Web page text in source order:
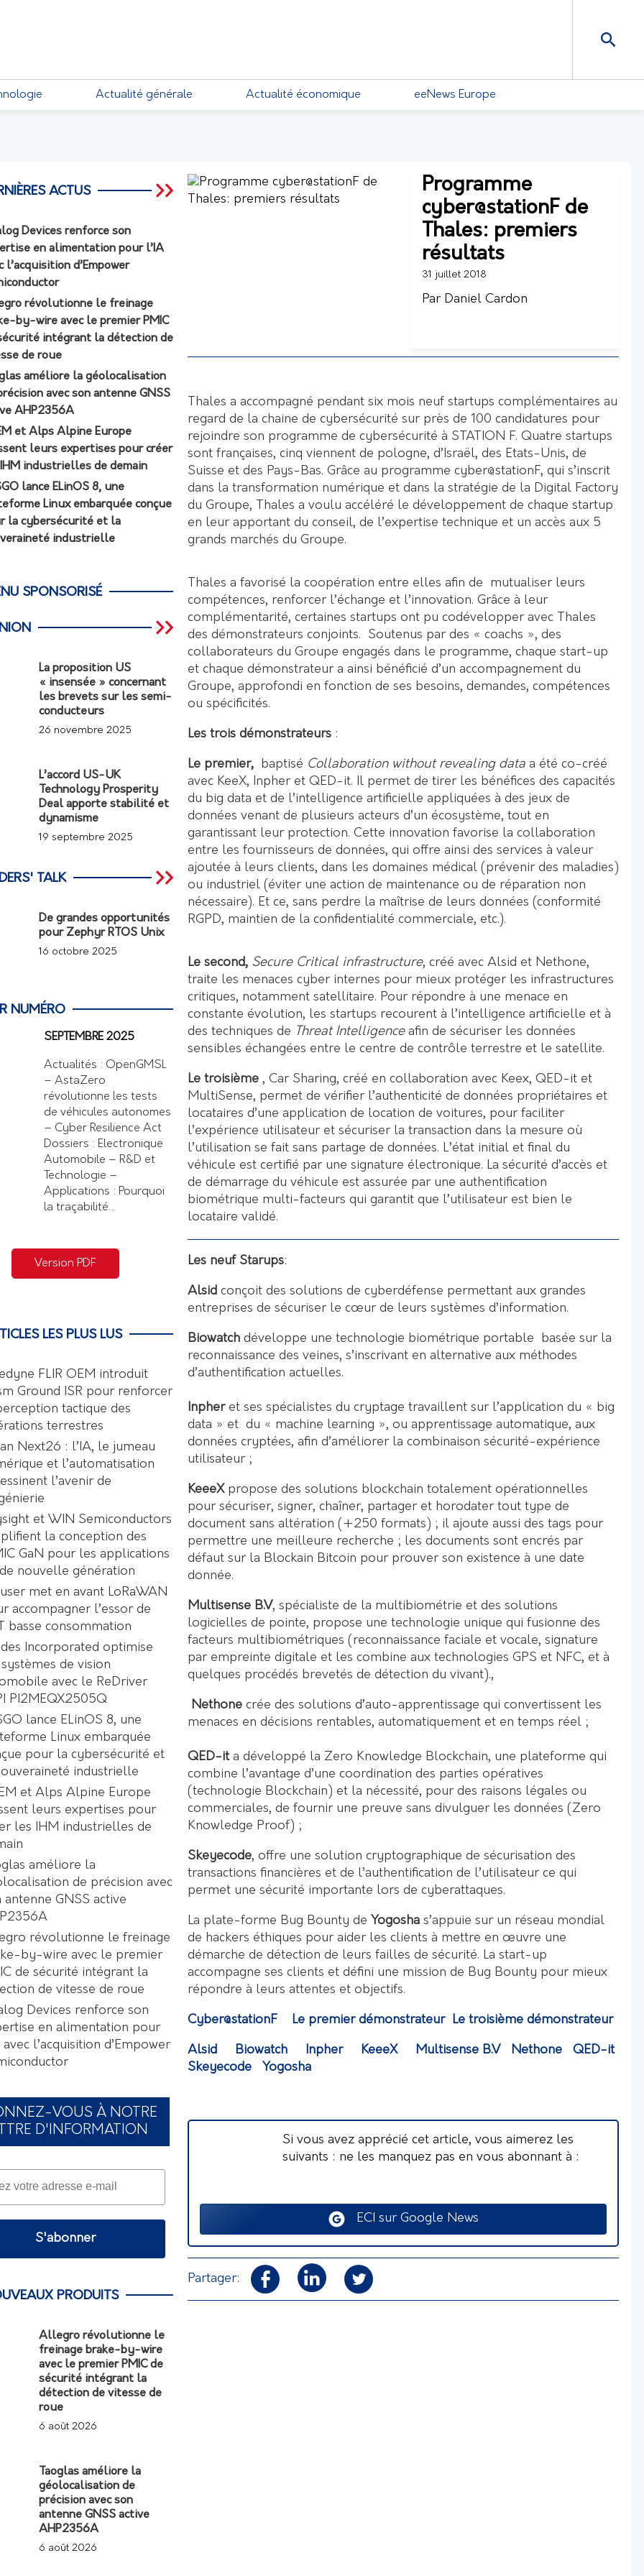
Actualité générale Actualité économique eeNews Europe
Programme
cyber@stationF de
Thales: premiers
résultats
31 juillet 2018
Par Daniel Cardon
Thales a accompagné pendant six mois neuf startups complémentaires au
regard de la chaine de cybersécurité sur près de 100 candidatures pour
rejoindre son programme de cybersécurité à STATION F. Quatre startups
sont françaises, cinq viennent de pologne, d’Israël, des Etats-Unis, de
Suisse et des Pays-Bas. Grâce au programme cyber@stationF, qui s’inscrit
dans la transformation numérique et dans la stratégie de la Digital Factory
du Groupe, Thales a voulu accéléré le développement de chaque startup
en leur apportant du conseil, de l’expertise technique et un accès aux 5
grands marchés du Groupe.
Thales a favorisé la coopération entre elles afin de mutualiser leurs
compétences, renforcer l’échange et l’innovation. Grâce à leur
complémentarité, certaines startups ont pu codévelopper avec Thales
des démonstrateurs conjoints. Soutenus par des « coachs », des
collaborateurs du Groupe engagés dans le programme, chaque start-up
et chaque démonstrateur a ainsi bénéficié d’un accompagnement du
Groupe, approfondi en fonction de ses besoins, demandes, compétences
ou spécificités.
Les trois démonstrateurs :
Le premier, baptisé Collaboration without revealing data a été co-créé
avec KeeX, Inpher et QED-it. Il permet de tirer les bénéfices des capacités
du big data et de l’intelligence artificielle appliquées à des jeux de
données venant de plusieurs acteurs d’un écosystème, tout en
garantissant leur protection. Cette innovation favorise la collaboration
entre les fournisseurs de données, qui offre ainsi des services à valeur
ajoutée à leurs clients, dans les domaines médical (prévenir des maladies)
ou industriel (éviter une action de maintenance ou de réparation non
nécessaire). Et ce, sans perdre la maîtrise de leurs données (conformité
RGPD, maintien de la confidentialité commerciale, etc.).
Le second, Secure Critical infrastructure, créé avec Alsid et Nethone,
traite les menaces cyber internes pour mieux protéger les infrastructures
critiques, notamment satellitaire. Pour répondre à une menace en
constante évolution, les startups recourent à l’intelligence artificielle et à
des techniques de Threat Intelligenceafin de sécuriser les données
sensibles échangées entre le centre de contrôle terrestre et le satellite.
Le troisième , Car Sharing, créé en collaboration avec Keex, QED-it et
MultiSense, permet de vérifier l’authenticité de données propriétaires et
locataires d’une application de location de voitures, pour faciliter
l’expérience utilisateur et sécuriser la transaction dans la mesure où
l’utilisation se fait sans partage de données. L’état initial et final du
véhicule est certifié par une signature électronique. La sécurité d’accès et
de démarrage du véhicule est assurée par une authentification
biométrique multi-facteurs qui garantit que l’utilisateur est bien le
locataire validé.
Les neuf Starups:
Alsid conçoit des solutions de cyberdéfense permettant aux grandes
entreprises de sécuriser le cœur de leurs systèmes d’information.
Biowatch développe une technologie biométrique portable basée sur la
reconnaissance des veines, s’inscrivant en alternative aux méthodes
d’authentification actuelles.
Inpheret ses spécialistes du cryptage travaillent sur l’application du « big
data » et du « machine learning », ou apprentissage automatique, aux
données cryptées, afin d’améliorer la combinaison sécurité-expérience
utilisateur ;
KeeeXpropose des solutions blockchain totalement opérationnelles
pour sécuriser, signer, chaîner, partager et horodater tout type de
document sans altération (+250 formats) ; il ajoute aussi des tags pour
permettre une meilleure recherche ; les documents sont encrés par
défaut sur la Blockain Bitcoin pour prouver son existence à une date
donnée.
Multisense B.V, spécialiste de la multibiométrie et des solutions
logicielles de pointe, propose une technologie unique qui fusionne des
facteurs multibiométriques (reconnaissance faciale et vocale, signature
par empreinte digitale et les combine aux technologies GPS et NFC, et à
quelques procédés brevetés de détection du vivant).,
Nethone crée des solutions d’auto-apprentissage qui convertissent les
menaces en décisions rentables, automatiquement et en temps réel ;
QED-ita développé la Zero Knowledge Blockchain, une plateforme qui
combine l’avantage d’une coordination des parties opératives
(technologie Blockchain) et la nécessité, pour des raisons légales ou
commerciales, de fournir une preuve sans divulguer les données (Zero
Knowledge Proof) ;
Skeyecode, offre une solution cryptographique de sécurisation des
transactions financières et de l’authentification de l’utilisateur ce qui
permet une sécurité importante lors de cyberattaques.
La plate-forme Bug Bounty de Yogosha s’appuie sur un réseau mondial
de hackers éthiques pour aider les clients à mettre en œuvre une
démarche de détection de leurs failles de sécurité. La start-up
accompagne ses clients et défini une mission de Bug Bounty pour mieux
répondre à leurs attentes et objectifs.
Cyber@stationF Le premier démonstrateur Le troisième démonstrateur
Alsid Biowatch Inpher KeeeX Multisense B.V Nethone
QED-it
Skeyecode
Yogosha
Si vous avez apprécié cet article, vous aimerez les
suivants : ne les manquez pas en vous abonnant à :
ECI sur Google News
Partager:
ACTUS
Devices renforce son
en alimentation pour l’IA
l’acquisition d’Empower
révolutionne le freinage
by-wire avec le premier PMIC
intégrant la détection de
de roue
améliore la géolocalisation
avec son antenne GNSS
AHP2356A
et Alps Alpine Europe
leurs expertises pour créer
industrielles de demain
lance ELinOS 8, une
Linux embarquée conçue
la cybersécurité et la
industrielle
SPONSORISÉ
La proposition US
« insensée » concernant
les brevets sur les semi-
conducteurs
26 novembre 2025
L’accord US-UK
Technology Prosperity
Deal apporte stabilité et
dynamisme
19 septembre 2025
TALK
De grandes opportunités
pour Zephyr RTOS Unix
16 octobre 2025
NUMÉRO
SEPTEMBRE 2025
Actualités : OpenGMSL
– AstaZero
révolutionne les tests
de véhicules autonomes
– Cyber Resilience Act
Dossiers : Electronique
Automobile – R&D et
Technologie –
Applications : Pourquoi
la traçabilité…
Version PDF
LES PLUS LUS
FLIR OEM introduit
Ground ISR pour renforcer
tactique des
terrestres
Next26 : l’IA, le jumeau
et l’automatisation
l’avenir de
et WIN Semiconductors
la conception des
GaN pour les applications
nouvelle génération
met en avant LoRaWAN
accompagner l’essor de
basse consommation
Incorporated optimise
de vision
avec le ReDriver
PI2MEQX2505Q
lance ELinOS 8, une
Linux embarquée
pour la cybersécurité et
industrielle
et Alps Alpine Europe
leurs expertises pour
les IHM industrielles de
améliore la
de précision avec
antenne GNSS active
révolutionne le freinage
by-wire avec le premier
de sécurité intégrant la
de vitesse de roue
Devices renforce son
en alimentation pour
avec l’acquisition d’Empower
VOUS À NOTRE
D'INFORMATION
S'abonner
PRODUITS
Allegro révolutionne le
freinage brake-by-wire
avec le premier PMIC de
sécurité intégrant la
détection de vitesse de
roue
6 août 2026
Taoglas améliore la
géolocalisation de
précision avec son
antenne GNSS active
AHP2356A
6 août 2026